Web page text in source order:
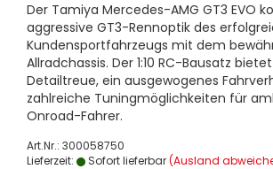
Der Tamiya Mercedes-AMG GT3 EVO
aggressive GT3-Rennoptik des
Kundensportfahrzeugs mit dem
Allradchassis. Der 1:10 RC-Bausatz
Detailtreue, ein ausgewogenes
zahlreiche Tuningmöglichkeiten für
Onroad-Fahrer.
Art.Nr.: 300058750
Lieferzeit:
Sofort lieferbar(Ausland